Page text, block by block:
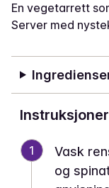
En vegetarrett
Server med
Instruksjoner
1
Vask
og